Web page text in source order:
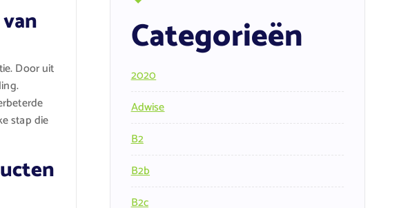
Door uit
stap die
Categorieën
2020
Adwise
B2
B2b
B2c